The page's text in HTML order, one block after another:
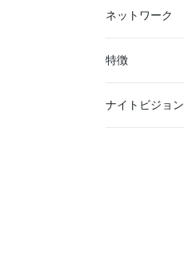
ネットワーク
特徴
ナイトビジョン